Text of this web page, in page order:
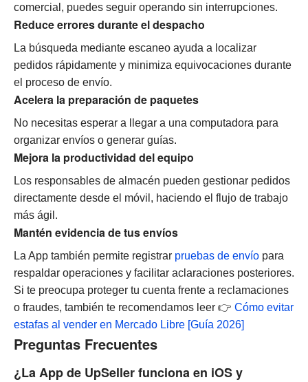
comercial, puedes seguir operando sin interrupciones.
Reduce errores durante el despacho
La búsqueda mediante escaneo ayuda a localizar
pedidos rápidamente y minimiza equivocaciones durante
el proceso de envío.
Acelera la preparación de paquetes
No necesitas esperar a llegar a una computadora para
organizar envíos o generar guías.
Mejora la productividad del equipo
Los responsables de almacén pueden gestionar pedidos
directamente desde el móvil, haciendo el flujo de trabajo
más ágil.
Mantén evidencia de tus envíos
La App también permite registrar pruebas de envío para
respaldar operaciones y facilitar aclaraciones posteriores.
Si te preocupa proteger tu cuenta frente a reclamaciones
o fraudes, también te recomendamos leer 👉 Cómo evitar
estafas al vender en Mercado Libre [Guía 2026]
Preguntas Frecuentes
¿La App de UpSeller funciona en iOS y